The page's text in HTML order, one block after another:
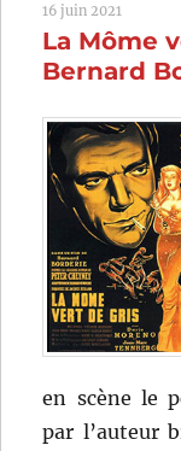
16 juin 2021
La Môme
Bernard
en scène le
par l’auteur